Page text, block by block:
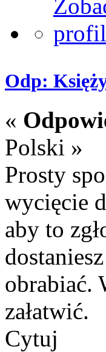
Odp:
«
Polski »
Prosty
wycięcie
aby to
obrabiać.
załatwić.
Cytuj